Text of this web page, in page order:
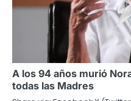
A los 94 años murió
todas las Madres